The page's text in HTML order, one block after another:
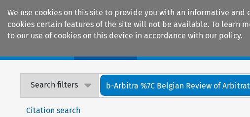
We use cookies on this site to provide you with an informative
cookies certain features of the site will not be available. To learn
to our use of cookies on this device in accordance with our policy.
Search filters b-Arbitra %7C Belgian Review of
Citation search